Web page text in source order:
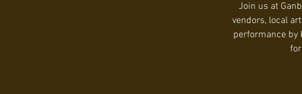
Join us at
vendors, local
performance by